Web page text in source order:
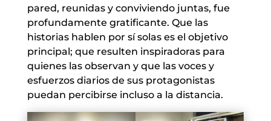
pared, reunidas y conviviendo juntas, fue
profundamente gratificante. Que las
historias hablen por sí solas es el objetivo
principal; que resulten inspiradoras para
quienes las observan y que las voces y
esfuerzos diarios de sus protagonistas
puedan percibirse incluso a la distancia.